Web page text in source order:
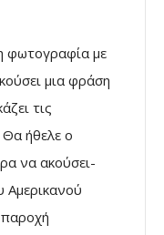
φωτογραφία με
μια φράση
τις
Θα ήθελε ο
να ακούσει-
Αμερικανού